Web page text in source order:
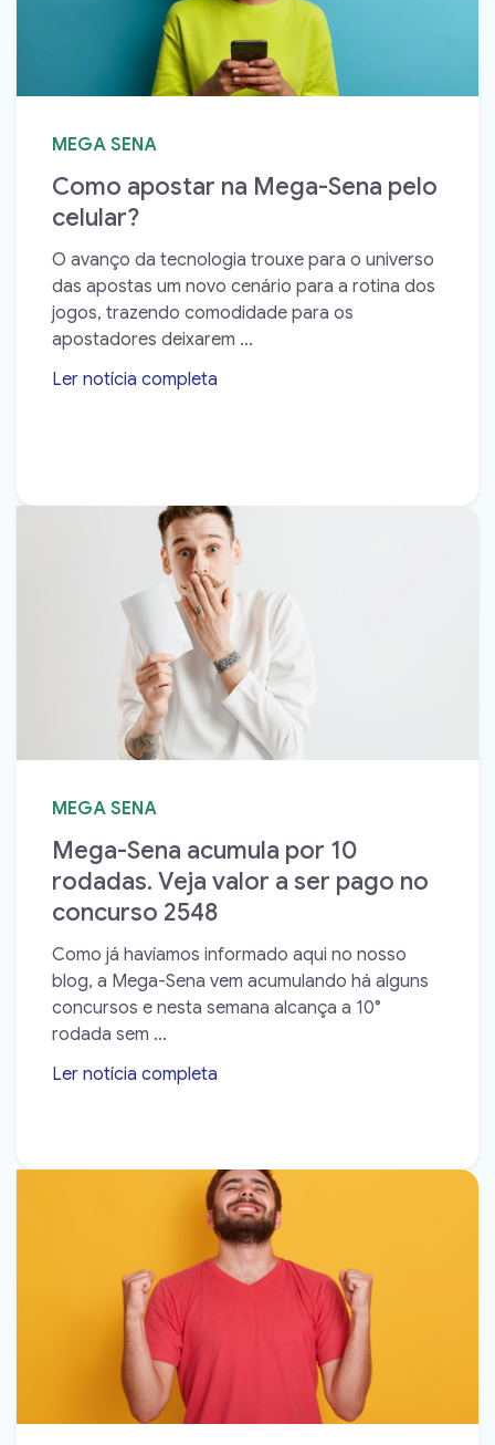
MEGA SENA
Como apostar na Mega-Sena pelo
celular?
O avanço da tecnologia trouxe para o universo
das apostas um novo cenário para a rotina dos
jogos, trazendo comodidade para os
apostadores deixarem ...
Ler notícia completa
MEGA SENA
Mega-Sena acumula por 10
rodadas. Veja valor a ser pago no
concurso 2548
Como já havíamos informado aqui no nosso
blog, a Mega-Sena vem acumulando há alguns
concursos e nesta semana alcança a 10°
rodada sem ...
Ler notícia completa